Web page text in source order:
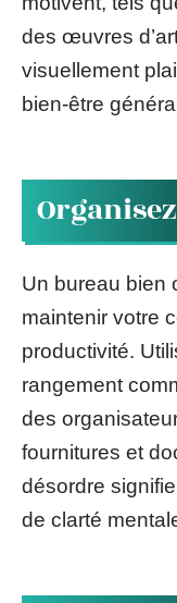
des œuvres
visuellement
bien-être
Un bureau bien
maintenir votre
productivité.
rangement
des
fournitures et
désordre
de clarté